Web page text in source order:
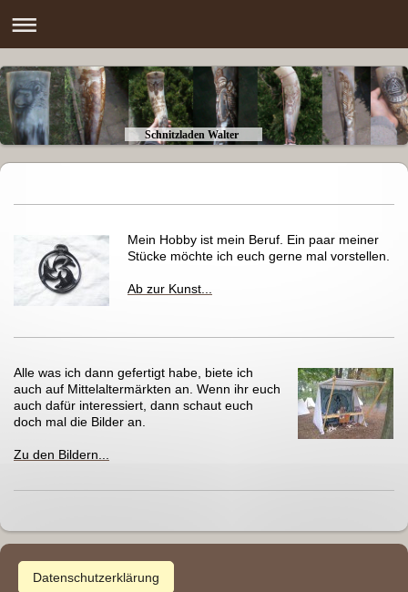
Schnitzladen Walter
Mein Hobby ist mein Beruf. Ein paar meiner
Stücke möchte ich euch gerne mal vorstellen.
Ab zur Kunst...
Alle was ich dann gefertigt habe, biete ich
auch auf Mittelaltermärkten an. Wenn ihr euch
auch dafür interessiert, dann schaut euch
doch mal die Bilder an.
Zu den Bildern...
Datenschutzerklärung